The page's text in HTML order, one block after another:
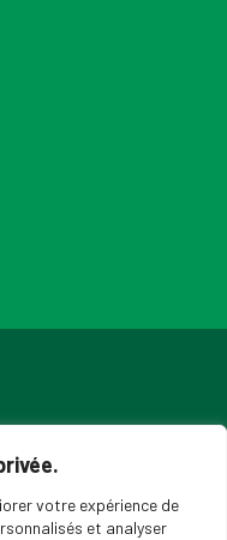
votre expérience de
et analyser